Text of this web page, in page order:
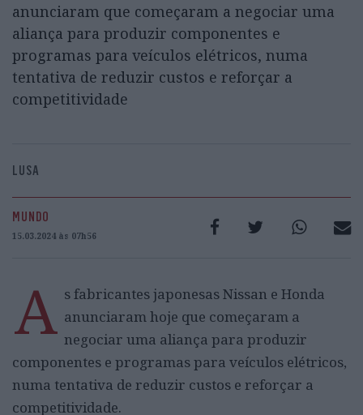
anunciaram que começaram a negociar uma
aliança para produzir componentes e
programas para veículos elétricos, numa
tentativa de reduzir custos e reforçar a
competitividade
LUSA
MUNDO
15.03.2024 às 07h56
A s fabricantes japonesas Nissan e Honda
anunciaram hoje que começaram a
negociar uma aliança para produzir
componentes e programas para veículos elétricos,
numa tentativa de reduzir custos e reforçar a
competitividade.